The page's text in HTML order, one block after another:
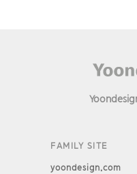
FAMILY SITE
yoondesign.com